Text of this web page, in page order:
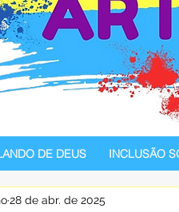
DE DEUS INCLUSÃO
28 de abr. de 2025